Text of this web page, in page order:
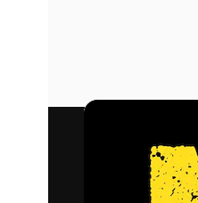
Video
Modelli di video